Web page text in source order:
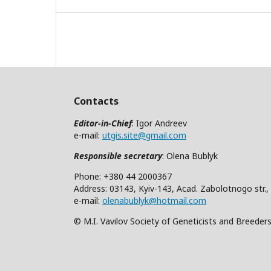
Contacts
Editor-in-Chief: Igor Andreev
e-mail: utgis.site@gmail.com
Responsible secretary: Olena Bublyk
Phone: +380 44 2000367
Address: 03143, Kyiv-143, Acad. Zabolotnogo str.,
e-mail: olenabublyk@hotmail.com
© M.I. Vavilov Society of Geneticists and